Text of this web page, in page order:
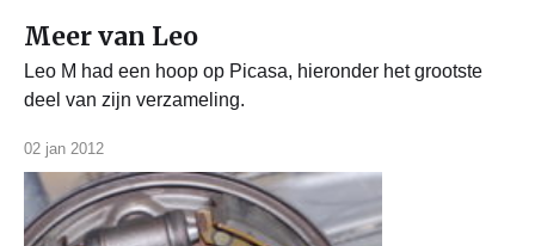
Meer van Leo
Leo M had een hoop op Picasa, hieronder het grootste
deel van zijn verzameling.
02 jan 2012